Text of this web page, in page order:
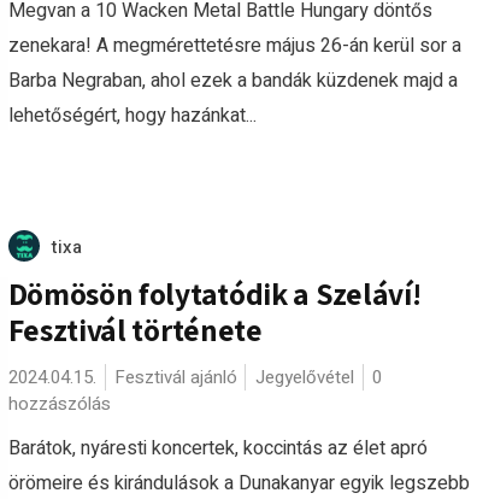
Megvan a 10 Wacken Metal Battle Hungary döntős
zenekara! A megmérettetésre május 26-án kerül sor a
Barba Negraban, ahol ezek a bandák küzdenek majd a
lehetőségért, hogy hazánkat...
tixa
Dömösön folytatódik a Szeláví!
Fesztivál története
2024.04.15. Fesztivál ajánló Jegyelővétel
0
hozzászólás
Barátok, nyáresti koncertek, koccintás az élet apró
örömeire és kirándulások a Dunakanyar egyik legszebb